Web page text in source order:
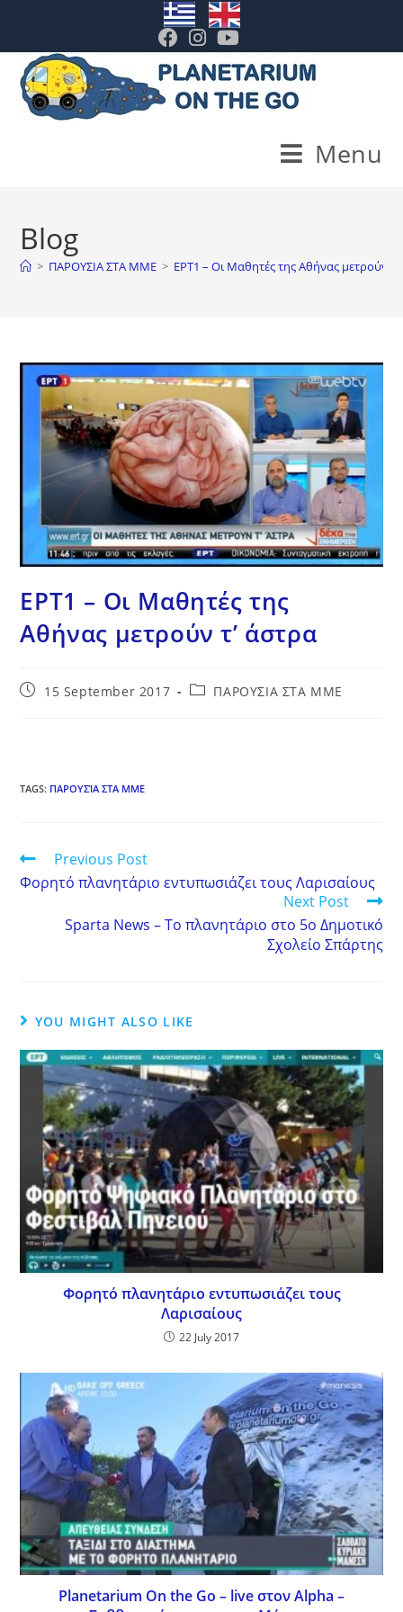
. .
Menu
Blog
> ΠΑΡΟΥΣΙΑ ΣΤΑ ΜΜΕ > ΕΡΤ1 – Οι Μαθητές της Αθήνας μετρούν
ΕΡΤ1 – Οι Μαθητές της
Αθήνας μετρούν τ’ άστρα
15 September 2017 ΠΑΡΟΥΣΙΑ ΣΤΑ ΜΜΕ
TAGS: ΠΑΡΟΥΣΊΑ ΣΤΑ ΜΜΕ
Previous Post
Φορητό πλανητάριο εντυπωσιάζει τους Λαρισαίους
Next Post
Sparta News – Το πλανητάριο στο 5ο Δημοτικό
Σχολείο Σπάρτης
YOU MIGHT ALSO LIKE
Φορητό πλανητάριο εντυπωσιάζει τους
Λαρισαίους
22 July 2017
Planetarium On the Go – live στον Alpha –